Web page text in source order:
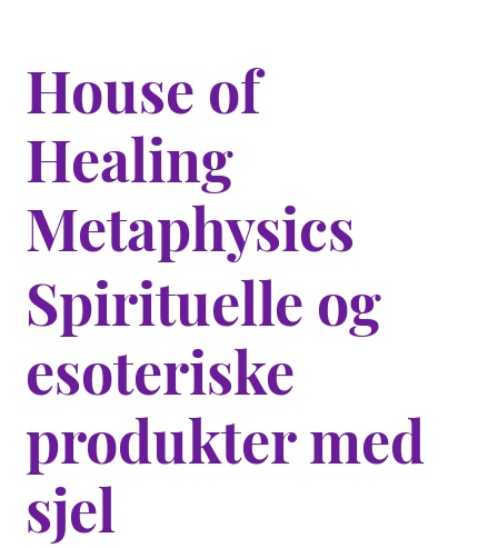
House of
Healing
Metaphysics
Spirituelle og
esoteriske
produkter med
sjel